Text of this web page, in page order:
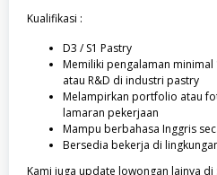
Kualifikasi :
D3 / S1 Pastry
Memiliki pengalaman minimal
atau R&D di industri pastry
Melampirkan portfolio atau
lamaran pekerjaan
Mampu berbahasa Inggris
Bersedia bekerja di
Kami juga update lowongan lainya di :